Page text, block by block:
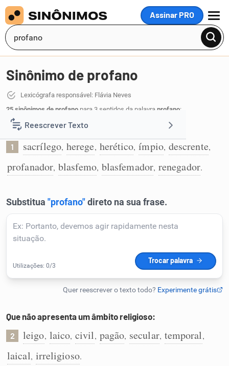
Assinar PRO
MENU
Reescrever Texto
Resumir Texto
Detector de IA
Humanizador de IA
Caça-palavras
Sinônimo de profano
Lexicógrafa responsável: Flávia Neves
25 sinônimos de profano para 3 sentidos da palavra profano:
Que desrespeita o que é sagrado:
1 sacrílego, herege, herético, ímpio, descrente,
profanador, blasfemo, blasfemador, renegador.
Que não apresenta um âmbito religioso:
2 leigo, laico, civil, pagão, secular, temporal,
laical, irreligioso.